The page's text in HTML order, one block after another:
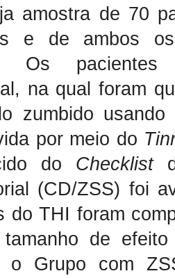
amostra de 70
e de ambos
Os
na qual foram
zumbido
por meio do
do Checklist
(CD/ZSS) foi
do THI foram
tamanho de
o Grupo com